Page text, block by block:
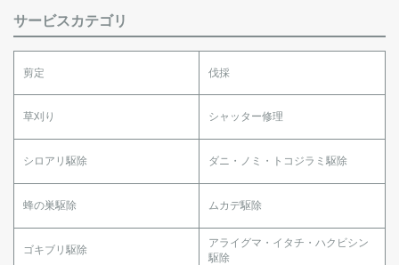
サービスカテゴリ
剪定 伐採
草刈り シャッター修理
シロアリ駆除 ダニ・ノミ・トコジラミ駆除
蜂の巣駆除 ムカデ駆除
ゴキブリ駆除
アライグマ・イタチ・ハクビシン
駆除